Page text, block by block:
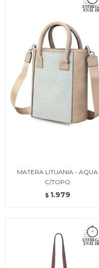
MATERA LITUANIA - AQUA
C/TOPO
$ 1.979